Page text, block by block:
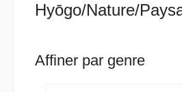
Hyōgo/Nature/
Affiner par genre